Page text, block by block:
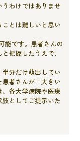
わけではありませ
とは難しいと思い
能です。患者さんの
把握したうえで、
分だけ萌出してい
者さんが「大きい
各大学病院や医療
としてご提示いた